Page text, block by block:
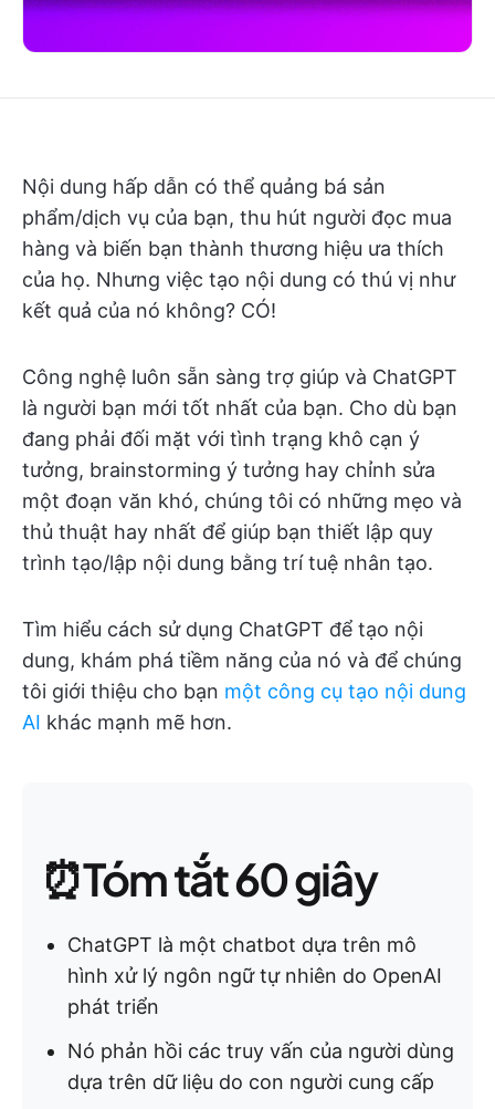
Nội dung hấp dẫn có thể quảng bá sản
phẩm/dịch vụ của bạn, thu hút người đọc mua
hàng và biến bạn thành thương hiệu ưa thích
của họ. Nhưng việc tạo nội dung có thú vị như
kết quả của nó không? CÓ!
Công nghệ luôn sẵn sàng trợ giúp và ChatGPT
là người bạn mới tốt nhất của bạn. Cho dù bạn
đang phải đối mặt với tình trạng khô cạn ý
tưởng, brainstorming ý tưởng hay chỉnh sửa
một đoạn văn khó, chúng tôi có những mẹo và
thủ thuật hay nhất để giúp bạn thiết lập quy
trình tạo/lập nội dung bằng trí tuệ nhân tạo.
Tìm hiểu cách sử dụng ChatGPT để tạo nội
dung, khám phá tiềm năng của nó và để chúng
tôi giới thiệu cho bạn một công cụ tạo nội dung
AI khác mạnh mẽ hơn.
⏰Tóm tắt 60 giây
ChatGPT là một chatbot dựa trên mô
hình xử lý ngôn ngữ tự nhiên do OpenAI
phát triển
Nó phản hồi các truy vấn của người dùng
dựa trên dữ liệu do con người cung cấp